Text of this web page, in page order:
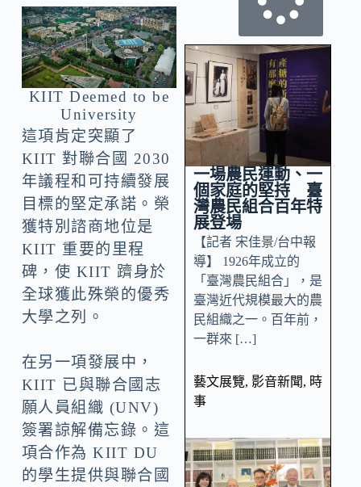
KIIT Deemed to be
University
這項肯定突顯了
KIIT 對聯合國 2030
年議程和可持續發展
目標的堅定承諾。榮
獲特別諮商地位是
KIIT 重要的里程
碑，使 KIIT 躋身於
全球獲此殊榮的優秀
大學之列。
在另一項發展中，
KIIT 已與聯合國志
願人員組織 (UNV)
簽署諒解備忘錄。這
項合作為 KIIT DU
的學生提供與聯合國
一場農民運動、一
個家庭的堅持 臺
灣農民組合百年特
展登場
【記者 宋佳景/台中報
導】 1926年成立的
「臺灣農民組合」，是
臺灣近代規模最大的農
民組織之一。百年前，
一群來 […]
藝文展覽, 影音新聞, 時
事